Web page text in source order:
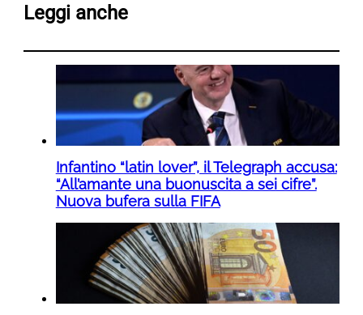
Leggi anche
Infantino “latin lover”, il Telegraph accusa:
“All’amante una buonuscita a sei cifre”.
Nuova bufera sulla FIFA